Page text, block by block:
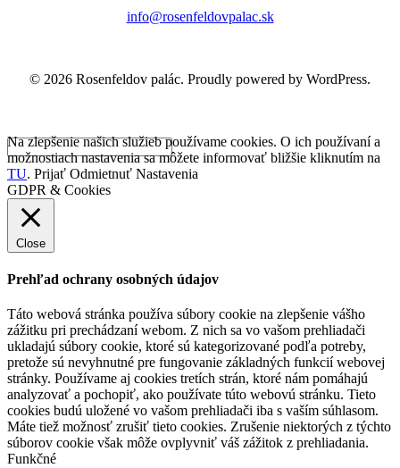
info@rosenfeldovpalac.sk
© 2026 Rosenfeldov palác. Proudly powered by WordPress.
Na zlepšenie našich služieb používame cookies. O ich používaní a
možnostiach nastavenia sa môžete informovať bližšie kliknutím na
TU. Prijať Odmietnuť Nastavenia
GDPR & Cookies
Close
Prehľad ochrany osobných údajov
Táto webová stránka používa súbory cookie na zlepšenie vášho
zážitku pri prechádzaní webom. Z nich sa vo vašom prehliadači
ukladajú súbory cookie, ktoré sú kategorizované podľa potreby,
pretože sú nevyhnutné pre fungovanie základných funkcií webovej
stránky. Používame aj cookies tretích strán, ktoré nám pomáhajú
analyzovať a pochopiť, ako používate túto webovú stránku. Tieto
cookies budú uložené vo vašom prehliadači iba s vaším súhlasom.
Máte tiež možnosť zrušiť tieto cookies. Zrušenie niektorých z týchto
súborov cookie však môže ovplyvniť váš zážitok z prehliadania.
Funkčné